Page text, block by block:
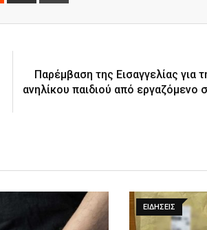
Παρέμβαση της Εισαγγελίας για
ανηλίκου παιδιού από εργαζόμενο
ΕΙΔΉΣΕΙΣ